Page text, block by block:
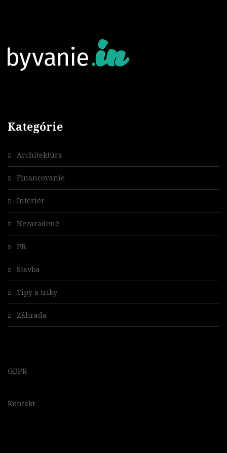
Kategórie
Architektúra
Financovanie
Interiér
Nezaradené
PR
Stavba
Tipy a triky
Záhrada
GDPR
Kontakt